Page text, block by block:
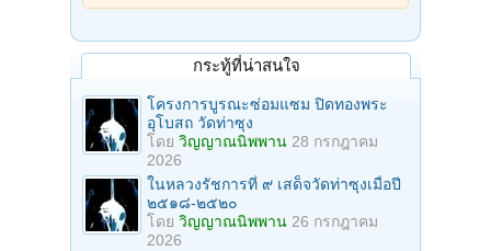
กระทู้ที่น่าสนใจ
โครงการบูรณะซ่อมแซม ปิดทองพระ
อุโบสถ วัดท่าซุง
โดย วิญญาณนิพพาน 28 กรกฎาคม
2026
ในหลวงรัชการที่ ๙ เสด็จวัดท่าซุงเมื่อปี
๒๕๑๘-๒๕๒๐
โดย วิญญาณนิพพาน 26 กรกฎาคม
2026